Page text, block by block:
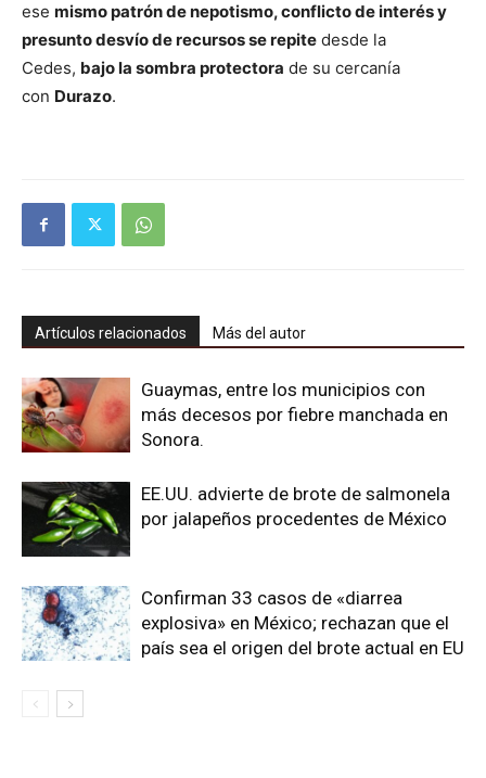
ese mismo patrón de nepotismo, conflicto de interés y
presunto desvío de recursos se repite desde la
Cedes, bajo la sombra protectora de su cercanía
con Durazo.
Artículos relacionados Más del autor
Guaymas, entre los municipios con
más decesos por fiebre manchada en
Sonora.
EE.UU. advierte de brote de salmonela
por jalapeños procedentes de México
Confirman 33 casos de «diarrea
explosiva» en México; rechazan que el
país sea el origen del brote actual en EU